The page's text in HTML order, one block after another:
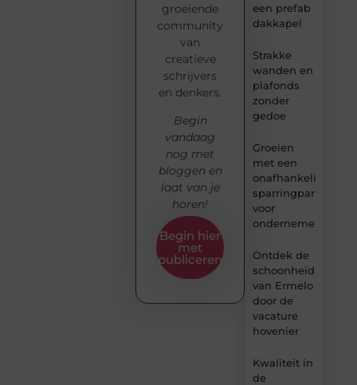
een prefab
dakkapel
Strakke
wanden en
plafonds
zonder
gedoe
Groeien
met een
onafhankelijke
sparringpartner
voor
ondernemers
Ontdek de
schoonheid
van Ermelo
door de
vacature
hovenier
Kwaliteit in
de
groeiende
community
van
creatieve
schrijvers
en denkers.
Begin
vandaag
nog met
bloggen en
laat van je
horen!
Begin hier
met
publiceren